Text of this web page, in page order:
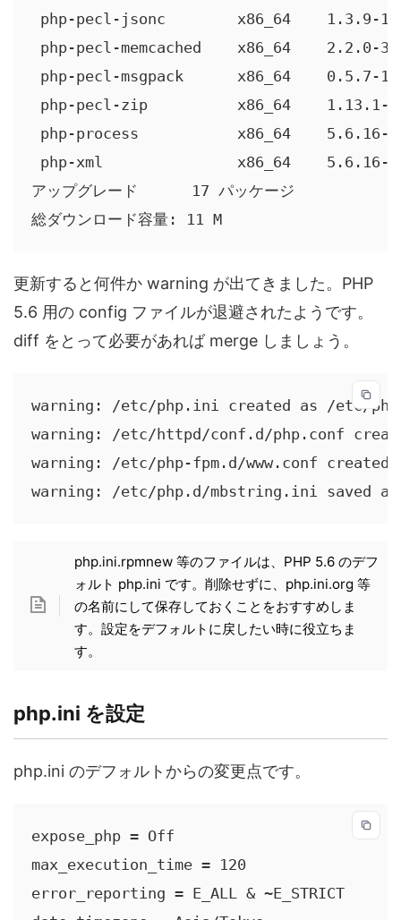
php-pecl-jsonc        x86_64    1.3.9-
php-pecl-memcached    x86_64
php-pecl-msgpack      x86_64
php-pecl-zip          x86_64    1.13.1-
php-process           x86_64
php-xml               x86_64    5.6.16-
アップグレード      17 パッケージ
総ダウンロード容量: 11 M
更新すると何件か warning が出てきました。PHP
5.6 用の config ファイルが退避されたようです。
diff をとって必要があれば merge しましょう。
warning: /etc/php.ini created as /etc/
warning: /etc/httpd/conf.d/php.conf
warning: /etc/php-fpm.d/www.conf created
warning: /etc/php.d/mbstring.ini saved
php.ini.rpmnew 等のファイルは、PHP 5.6 のデフ
ォルト php.ini です。削除せずに、php.ini.org 等
の名前にして保存しておくことをおすすめしま
す。設定をデフォルトに戻したい時に役立ちま
す。
php.ini を設定
php.ini のデフォルトからの変更点です。
expose_php = Off
max_execution_time = 120
error_reporting = E_ALL & ~E_STRICT